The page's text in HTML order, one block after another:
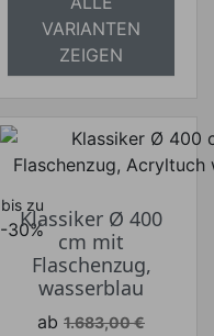
VARIANTEN
ZEIGEN
bis zu
-30%
Klassiker Ø 400
cm mit
Flaschenzug,
wasserblau
Verkaufspreis
ab 1.683,00 €